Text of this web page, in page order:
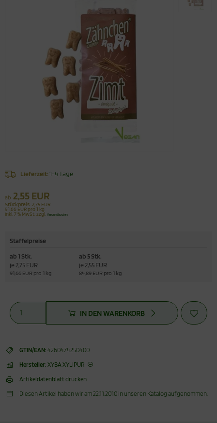
Lieferzeit:1-4 Tage
ab 2,55 EUR
Stückpreis 2,75 EUR
91,66 EUR pro 1 kg
inkl. 7 % MwSt. zzgl. Versandkosten
Staffelpreise
ab 1 Stk.
je 2,75 EUR
91,66 EUR pro 1 kg
ab 5 Stk.
je 2,55 EUR
84,89 EUR pro 1 kg
IN DEN WARENKORB
GTIN/EAN: 4260474250400
Hersteller: XYBA XYLIPUR
Artikeldatenblatt drucken
Diesen Artikel haben wir am 22.11.2010 in unseren Katalog aufgenommen.